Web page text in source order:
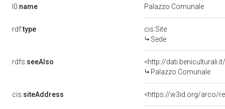
l0:name Palazzo Comunale
rdf:type
cis:Site
Sede
rdfs:seeAlso
<http://
Palazzo Comunale
cis:siteAddress <https://w3id.org/arco/